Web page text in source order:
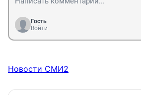
Гость
Войти
Новости СМИ2